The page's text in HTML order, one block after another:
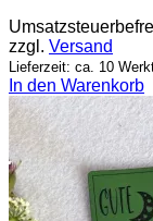
zzgl. Versand
Lieferzeit: ca. 10
In den Warenkorb